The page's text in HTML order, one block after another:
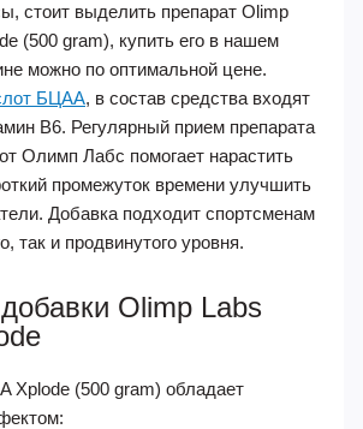
стоит выделить препарат Olimp
(500 gram), купить его в нашем
можно по оптимальной цене.
БЦАА, в состав средства входят
В6. Регулярный прием препарата
Олимп Лабс помогает нарастить
промежуток времени улучшить
Добавка подходит спортсменам
так и продвинутого уровня.
Olimp Labs
Xplode (500 gram) обладает